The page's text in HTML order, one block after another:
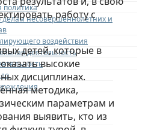
делам несовершеннолетних и
воздействия
деятельность
работу с
детей, которые в
высокие
дисциплинах.
методика,
параметрам и
выявить, кто из